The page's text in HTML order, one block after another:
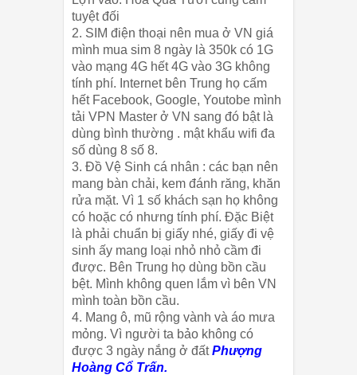
tuyệt đối
2. SIM điện thoại nên mua ở VN giá
mình mua sim 8 ngày là 350k có 1G
vào mạng 4G hết 4G vào 3G không
tính phí. Internet bên Trung họ cấm
hết Facebook, Google, Youtobe mình
tải VPN Master ở VN sang đó bật là
dùng bình thường . mật khẩu wifi đa
số dùng 8 số 8.
3. Đồ Vệ Sinh cá nhân : các bạn nên
mang bàn chải, kem đánh răng, khăn
rửa mặt. Vì 1 số khách sạn họ không
có hoặc có nhưng tính phí. Đặc Biệt
là phải chuẩn bị giấy nhé, giấy đi vệ
sinh ấy mang loại nhỏ nhỏ cầm đi
được. Bên Trung họ dùng bồn cầu
bệt. Mình không quen lắm vì bên VN
mình toàn bồn cầu.
4. Mang ô, mũ rộng vành và áo mưa
mỏng. Vì người ta bảo không có
được 3 ngày nắng ở đất Phượng
Hoàng Cổ Trấn.